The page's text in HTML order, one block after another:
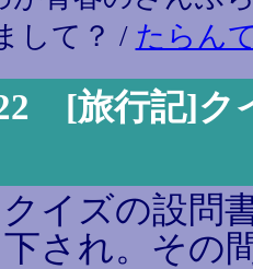
して？ / たらん
[旅行記]ク
イズの設問
され。その